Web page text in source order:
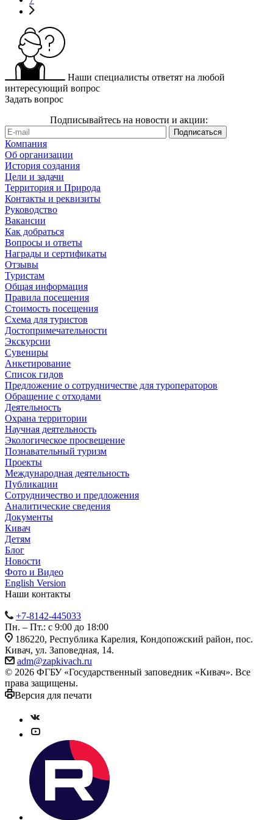
Наши специалисты ответят на любой
интересующий вопрос
Задать вопрос
Подписывайтесь на новости и акции:
Компания
Об организации
История создания
Цели и задачи
Территория и Природа
Контакты и реквизиты
Руководство
Вакансии
Как добраться
Вопросы и ответы
Награды и сертификаты
Отзывы
Туристам
Общая информация
Правила посещения
Стоимость посещения
Схема для туристов
Достопримечательности
Экскурсии
Сувениры
Анкетирование
Список гидов
Предложение о сотрудничестве для туроператоров
Обращение с отходами
Деятельность
Охрана территории
Научная деятельность
Экологическое просвещение
Познавательный туризм
Проекты
Международная деятельность
Публикации
Сотрудничество и предложения
Аналитические сведения
Документы
Кивач
Детям
Блог
Новости
Фото и Видео
English Version
Наши контакты
+7-8142-445033
Пн. – Пт.: с 9:00 до 18:00
186220, Республика Карелия, Кондопожский район, пос.
Кивач, ул. Заповедная, 14.
adm@zapkivach.ru
© 2026 ФГБУ «Государственный заповедник «Кивач». Все
права защищены.
Версия для печати